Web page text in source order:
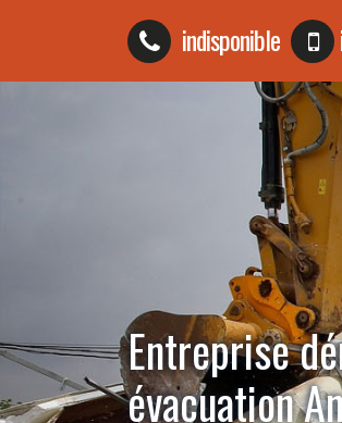
indisponible
Entreprise
évacuation